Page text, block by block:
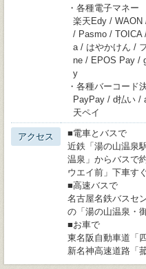
・各種電子マネー
楽天Edy / WAON
/ Pasmo / TOICA
a / はやかけん /
ne / EPOS Pay /
y
・各種バーコード
PayPay / d払い /
天ペイ
アクセス
■電車とバスで
近鉄「湯の山温泉
温泉」からバスで
ウエイ前」下車す
■高速バスで
名古屋名鉄バスセ
の「湯の山温泉・
■お車で
東名阪自動車道「
新名神高速道路「